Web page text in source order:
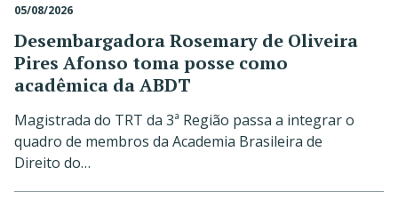
05/08/2026
Desembargadora Rosemary de Oliveira
Pires Afonso toma posse como
acadêmica da ABDT
Magistrada do TRT da 3ª Região passa a integrar o
quadro de membros da Academia Brasileira de
Direito do…